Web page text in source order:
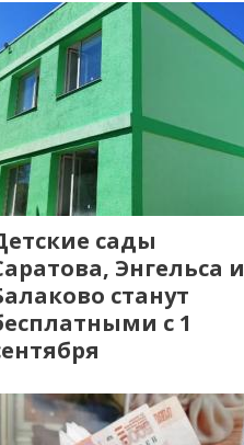
сады
Энгельса и
станут
с 1